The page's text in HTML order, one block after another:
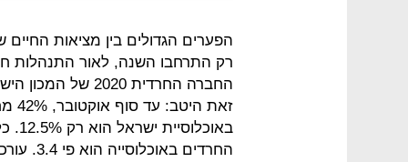
הפערים הגדולים בין מציאות
רק התרחבו השנה, לאור התנהלות
החברה החרדית
החרדים